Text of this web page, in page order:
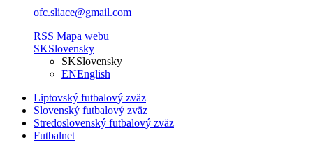
ofc.sliace@gmail.com
RSS Mapa webu
SKSlovensky
SKSlovensky
ENEnglish
Liptovský futbalový zväz
Slovenský futbalový zväz
Stredoslovenský futbalový zväz
Futbalnet